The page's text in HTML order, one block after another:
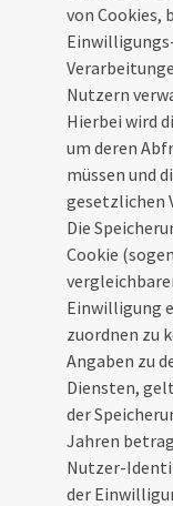
von Cookies,
Nutzern
Hierbei wird
um deren
müssen und
gesetzlichen
Die
Cookie
Einwilligung
zuordnen zu
Angaben zu
Diensten,
der
Jahren
Nutzer-
der